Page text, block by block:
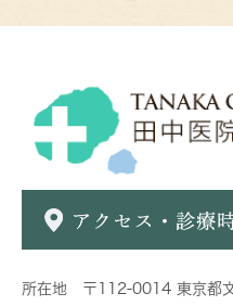
所在地 〒112-0014 東京都